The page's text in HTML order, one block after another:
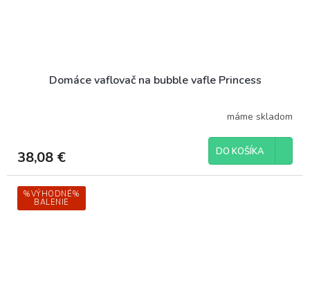
Domáce vaflovač na bubble vafle Princess
máme skladom
38,08 € DO KOŠÍKA
%VÝHODNÉ%
BALENIE